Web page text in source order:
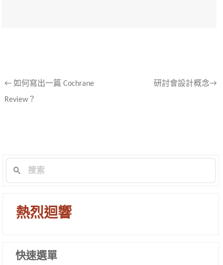
文
章
← 如何寫出一篇 Cochrane
Review？
研討會設計概念→
熱烈迴響
快速選單